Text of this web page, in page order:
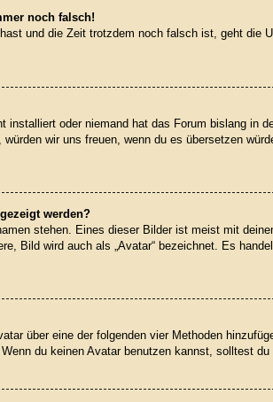
noch falsch!
und die Zeit trotzdem noch falsch ist, geht die
oder niemand hat das Forum bislang in
wir uns freuen, wenn du es übersetzen
werden?
stehen. Eines dieser Bilder ist meist mit
Bild wird auch als „Avatar“ bezeichnet. Es
über eine der folgenden vier Methoden
du keinen Avatar benutzen kannst, solltest